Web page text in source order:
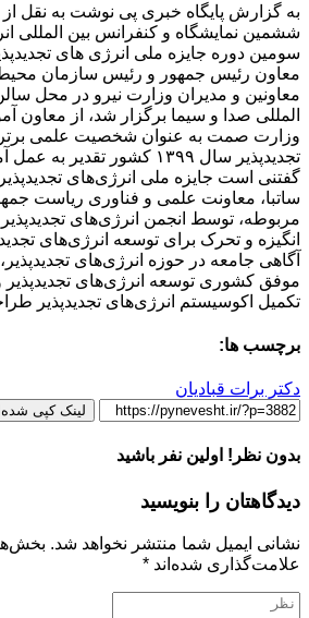
به گزارش پایگاه خبری پی نوشت به نقل از
ششمین نمایشگاه و کنفرانس بین المللی
سومین دوره جایزه ملی انرژی های
معاون رئیس جمهور و رئیس سازمان
معاونین و مدیران وزارت نیرو در محل
المللی صدا و سیما برگزار شد، از
وزارت صمت به عنوان شخصیت علمی برتر
تجدیدپذیر سال ۱۳۹۹ کشور تقدیر به عمل آمد.
گفتنی است جایزه ملی انرژی‌های
ساتبا، معاونت علمی و فناوری ریاست
مربوطه، توسط انجمن انرژی‌های تجدیدپذیر
انگیزه و تحرک برای توسعه انرژی‌های
آگاهی جامعه در حوزه انرژی‌های
موفق کشوری توسعه انرژی‌های
تکمیل اکوسیستم انرژی‌های تجدیدپذیر
برچسب ها:
دکتر برات قبادیان
لینک کپی
بدون نظر! اولین نفر باشید
دیدگاهتان را بنویسید
نشانی ایمیل شما منتشر نخواهد شد.
علامت‌گذاری شده‌اند *